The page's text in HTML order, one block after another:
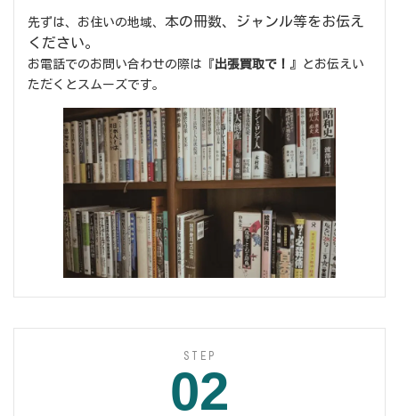
先ずは、お住いの地域、 本の冊数、ジャンル等をお伝え
ください。
お電話でのお問い合わせの際は『出張買取で！ 』とお伝えい
ただくとスムーズです。
STEP
02